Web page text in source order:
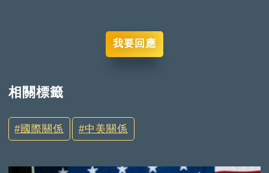
我要回應
相關標籤
國際關係 中美關係